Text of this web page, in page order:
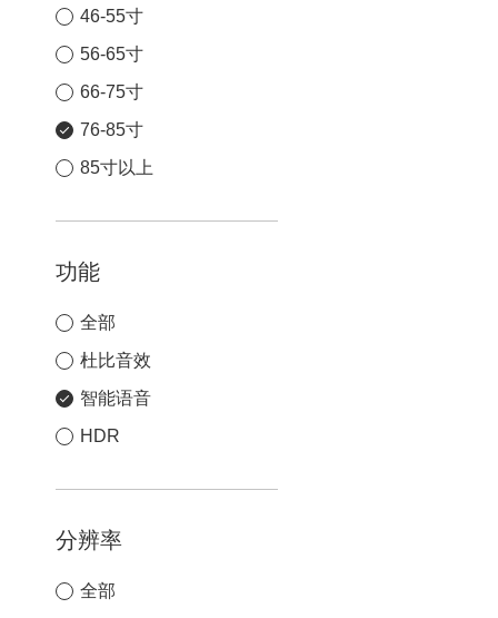
46-55寸
56-65寸
66-75寸
76-85寸
85寸以上
功能
全部
杜比音效
智能语音
HDR
分辨率
全部